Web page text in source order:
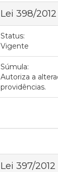
Lei 398/2012
Status:
Vigente
Súmula:
Autoriza a
providências.
Lei 397/2012